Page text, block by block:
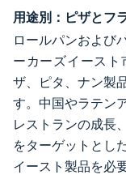
用途別：ピザとフ
ロールパンおよび
ーカーズイースト
ザ、ピタ、ナン製
す。中国やラテン
レストランの成長
をターゲットとし
イースト製品を必